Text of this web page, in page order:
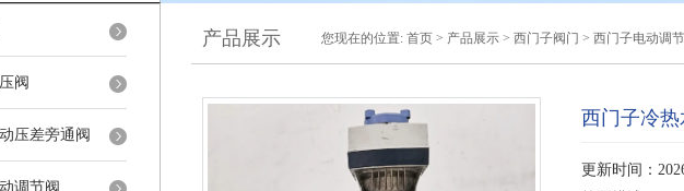
阀
压差旁通阀
调节阀
产品展示 您现在的位置: 首页 > 产品展示 > 西门子阀门 > 西门子电动调
西门子冷
更新时间：